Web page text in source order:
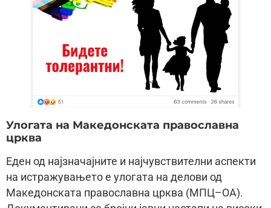
Улогата на Македонската православна
црква
Еден од најзначајните и најчувствителни аспекти
на истражувањето е улогата на делови од
Македонската православна црква (МПЦ–ОА).